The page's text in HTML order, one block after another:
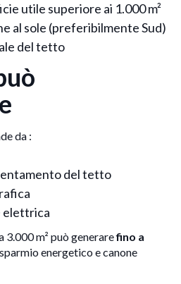
utile superiore ai 1.000 m²
al sole (preferibilmente Sud)
del tetto
da :
del tetto
elettrica
3.000 m² può generarefino a
energetico e canone